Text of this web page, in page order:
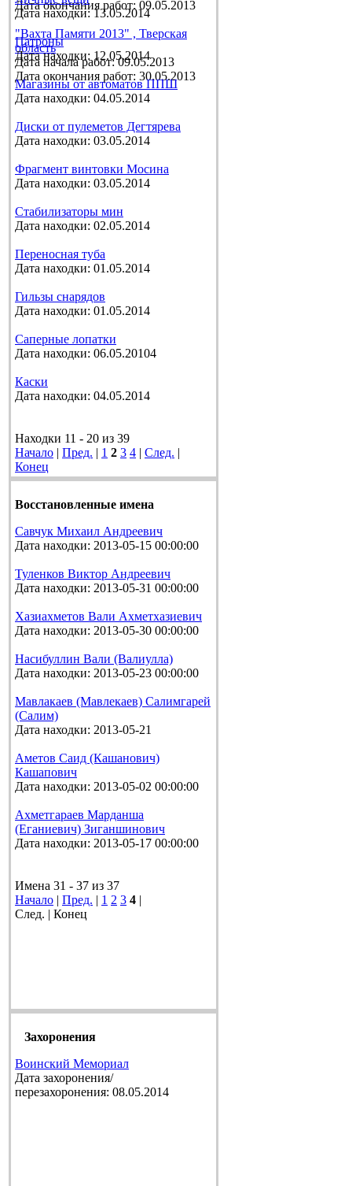
Дата окончания работ: 09.05.2013
"Вахта Памяти 2013" , Тверская
область
Дата начала работ: 09.05.2013
Дата окончания работ: 30.05.2013
Дата находки: 13.05.2014
Патроны
Дата находки: 12.05.2014
Магазины от автоматов ППШ
Дата находки: 04.05.2014
Диски от пулеметов Дегтярева
Дата находки: 03.05.2014
Фрагмент винтовки Мосина
Дата находки: 03.05.2014
Стабилизаторы мин
Дата находки: 02.05.2014
Переносная туба
Дата находки: 01.05.2014
Гильзы снарядов
Дата находки: 01.05.2014
Саперные лопатки
Дата находки: 06.05.20104
Каски
Дата находки: 04.05.2014
Находки 11 - 20 из 39
Начало | Пред. | 1 2 3 4 | След. |
Конец
Восстановленные имена
Савчук Михаил Андреевич
Дата находки: 2013-05-15 00:00:00
Туленков Виктор Андреевич
Дата находки: 2013-05-31 00:00:00
Хазиахметов Вали Ахметхазиевич
Дата находки: 2013-05-30 00:00:00
Насибуллин Вали (Валиулла)
Дата находки: 2013-05-23 00:00:00
Мавлакаев (Мавлекаев) Салимгарей
(Салим)
Дата находки: 2013-05-21
Аметов Саид (Кашанович)
Кашапович
Дата находки: 2013-05-02 00:00:00
Ахметгараев Марданша
(Еганиевич) Зиганшинович
Дата находки: 2013-05-17 00:00:00
Имена 31 - 37 из 37
Начало | Пред. | 1 2 3 4 |
След. | Конец
Захоронения
Воинский Мемориал
Дата захоронения/
перезахоронения: 08.05.2014